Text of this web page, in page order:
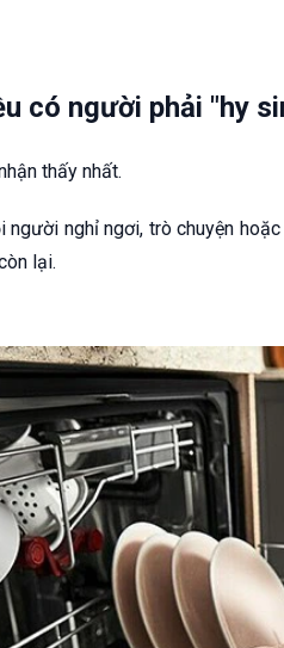
có người phải "hy
thấy nhất.
người nghỉ ngơi, trò chuyện
lại.